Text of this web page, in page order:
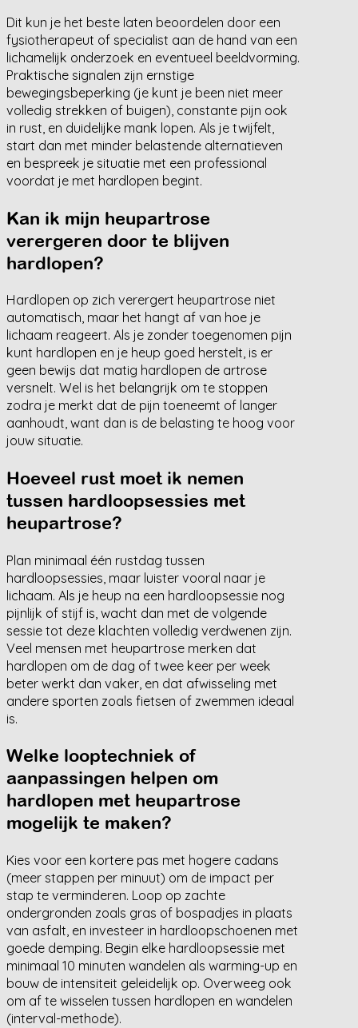
Dit kun je het beste laten beoordelen door een
fysiotherapeut of specialist aan de hand van een
lichamelijk onderzoek en eventueel beeldvorming.
Praktische signalen zijn ernstige
bewegingsbeperking (je kunt je been niet meer
volledig strekken of buigen), constante pijn ook
in rust, en duidelijke mank lopen. Als je twijfelt,
start dan met minder belastende alternatieven
en bespreek je situatie met een professional
voordat je met hardlopen begint.
Kan ik mijn heupartrose
verergeren door te blijven
hardlopen?
Hardlopen op zich verergert heupartrose niet
automatisch, maar het hangt af van hoe je
lichaam reageert. Als je zonder toegenomen pijn
kunt hardlopen en je heup goed herstelt, is er
geen bewijs dat matig hardlopen de artrose
versnelt. Wel is het belangrijk om te stoppen
zodra je merkt dat de pijn toeneemt of langer
aanhoudt, want dan is de belasting te hoog voor
jouw situatie.
Hoeveel rust moet ik nemen
tussen hardloopsessies met
heupartrose?
Plan minimaal één rustdag tussen
hardloopsessies, maar luister vooral naar je
lichaam. Als je heup na een hardloopsessie nog
pijnlijk of stijf is, wacht dan met de volgende
sessie tot deze klachten volledig verdwenen zijn.
Veel mensen met heupartrose merken dat
hardlopen om de dag of twee keer per week
beter werkt dan vaker, en dat afwisseling met
andere sporten zoals fietsen of zwemmen ideaal
is.
Welke looptechniek of
aanpassingen helpen om
hardlopen met heupartrose
mogelijk te maken?
Kies voor een kortere pas met hogere cadans
(meer stappen per minuut) om de impact per
stap te verminderen. Loop op zachte
ondergronden zoals gras of bospadjes in plaats
van asfalt, en investeer in hardloopschoenen met
goede demping. Begin elke hardloopsessie met
minimaal 10 minuten wandelen als warming-up en
bouw de intensiteit geleidelijk op. Overweeg ook
om af te wisselen tussen hardlopen en wandelen
(interval-methode).